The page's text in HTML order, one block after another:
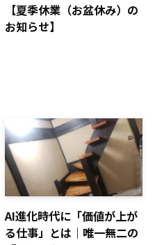
【夏季休業（お盆休み）の
お知らせ】
AI進化時代に「価値が上が
る仕事」とは｜唯一無二の